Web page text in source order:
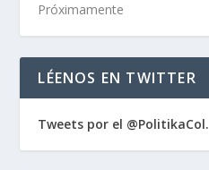
Próximamente
LÉENOS EN TWITTER
Tweets por el @PolitikaCol.